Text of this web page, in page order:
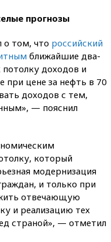
прогнозы
о том, что российский
ближайшие два-
доходов и
при цене за нефть в 70
доходов с тем,
— пояснил
который
модернизация
и только при
отвечающую
и реализацию тех
страной», — отметил